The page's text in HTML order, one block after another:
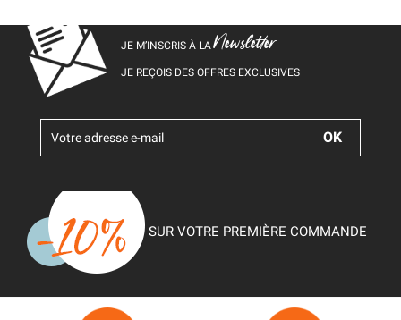
JE M’INSCRIS À LANewsletter
JE REÇOIS DES OFFRES EXCLUSIVES
SUR VOTRE PREMIÈRE COMMANDE